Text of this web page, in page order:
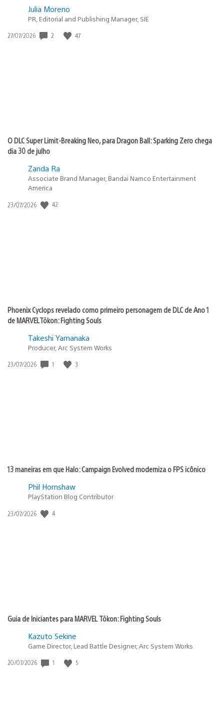
Julia Moreno
PR, Editorial and Publishing Manager, SIE
Data
27/07/2026 2 47
O DLC Super Limit-Breaking Neo, para Dragon Ball: Sparking Zero chega
dia 30 de julho
Zanda Ra
Associate Brand Manager, Bandai Namco Entertainment
America
Data
23/07/2026 42
Phoenix Cyclops revelado como primeiro personagem de DLC de Ano 1
de MARVEL Tōkon: Fighting Souls
Takeshi Yamanaka
Producer, Arc System Works
Data
23/07/2026 1 3
13 maneiras em que Halo: Campaign Evolved moderniza o FPS icônico
Phil Hornshaw
PlayStation Blog Contributor
Data
23/07/2026 4
Guia de Iniciantes para MARVEL Tōkon: Fighting Souls
Kazuto Sekine
Game Director, Lead Battle Designer, Arc System Works
Data
20/07/2026 1 5